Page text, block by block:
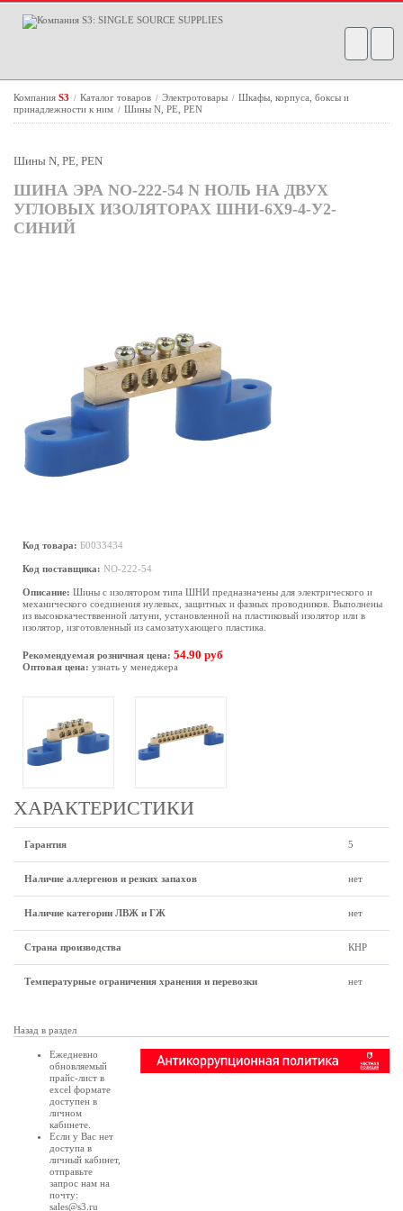
Компания S3 / Каталог товаров / Электротовары / Шкафы, корпуса, боксы и
принадлежности к ним / Шины N, PE, PEN
Шины N, PE, PEN
ШИНА ЭРА NO-222-54 N НОЛЬ НА ДВУХ
УГЛОВЫХ ИЗОЛЯТОРАХ ШНИ-6Х9-4-У2-
СИНИЙ
Код товара: Б0033434
Код поставщика: NO-222-54
Описание: Шины с изолятором типа ШНИ предназначены для электрического и
механического соединения нулевых, защитных и фазных проводников. Выполнены
из высококачестввенной латуни, установленной на пластиковый изолятор или в
изолятор, изготовленный из самозатухающего пластика.
Рекомендуемая розничная цена: 54.90 руб
Оптовая цена: узнать у менеджера
ХАРАКТЕРИСТИКИ
Гарантия 5
Наличие аллергенов и резких запахов нет
Наличие категории ЛВЖ и ГЖ нет
Страна производства КНР
Температурные ограничения хранения и перевозки нет
Назад в раздел
Ежедневно
обновляемый
прайс-лист в
excel формате
доступен в
личном
кабинете
Если у Вас нет
доступа в
личный кабинет,
отправьте
запрос нам на
почту:
sales@s3.ru